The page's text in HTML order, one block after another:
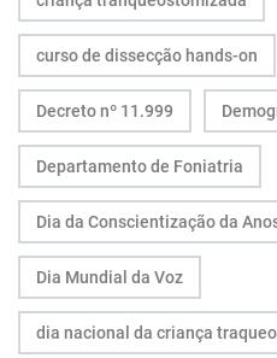
curso de dissecção hands-on
Decreto nº 11.999
Departamento de Foniatria
Dia da Conscientização da
Dia Mundial da Voz
dia nacional da criança